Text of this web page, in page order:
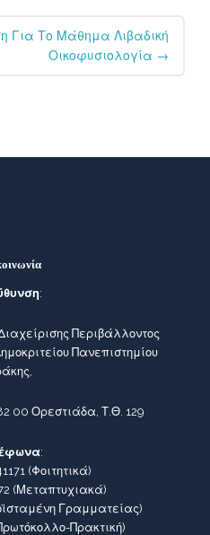
Για Το Μάθημα Λιβαδική
Οικοφυσιολογία →
:
Περιβάλλοντος
Πανεπιστημίου
00 Ορεστιάδα, Τ.Θ. 129
:
(Φοιτητικά)
(Μεταπτυχιακά)
Γραμματείας)
Πρακτική)